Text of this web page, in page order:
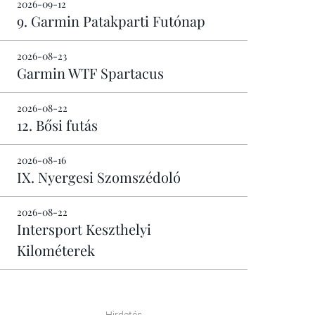
2026-09-12
9. Garmin Patakparti Futónap
2026-08-23
Garmin WTF Spartacus
2026-08-22
12. Bősi futás
2026-08-16
IX. Nyergesi Szomszédoló
2026-08-22
Intersport Keszthelyi
Kilométerek